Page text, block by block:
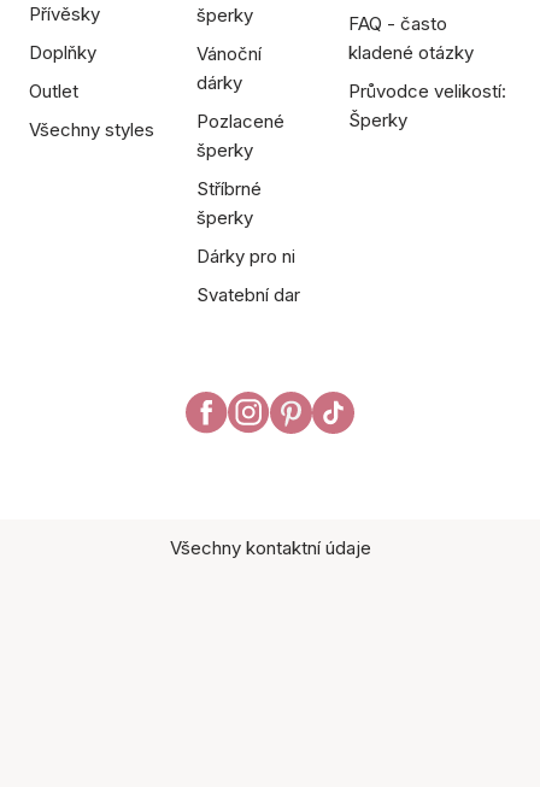
Přívěsky
Doplňky
Outlet
Všechny styles
šperky
Vánoční
dárky
Pozlacené
šperky
Stříbrné
šperky
Dárky pro ni
Svatební dar
FAQ - často
kladené otázky
Průvodce velikostí:
Šperky
Všechny kontaktní údaje